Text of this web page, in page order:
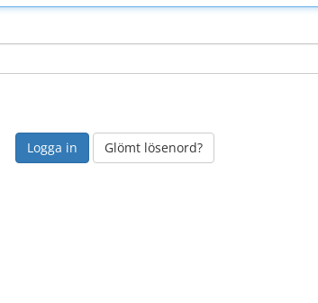
Glömt lösenord?